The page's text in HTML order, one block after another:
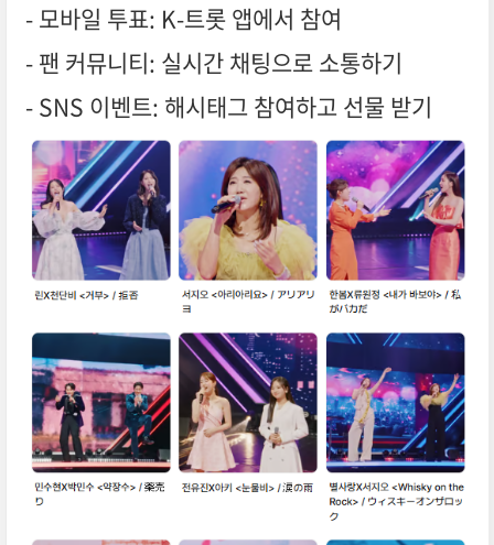
- 모바일 투표: K-트롯 앱에서 참여
- 팬 커뮤니티: 실시간 채팅으로 소통하기
- SNS 이벤트: 해시태그 참여하고 선물 받기